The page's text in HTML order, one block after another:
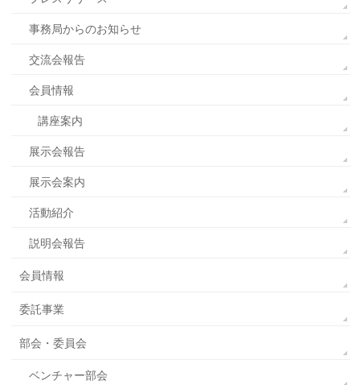
事務局からのお知らせ
交流会報告
会員情報
講座案内
展示会報告
展示会案内
活動紹介
説明会報告
会員情報
委託事業
部会・委員会
ベンチャー部会